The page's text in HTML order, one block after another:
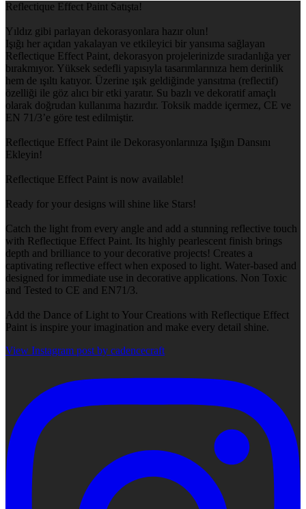
Reflectique Effect Paint Satışta!
Yıldız gibi parlayan dekorasyonlara hazır olun!
Işığı her açıdan yakalayan ve etkileyici bir yansıma sağlayan
Reflectique Effect Paint, dekorasyon projelerinizde sıradanlığa yer
bırakmıyor. Yüksek sedefli yapısıyla tasarımlarınıza hem derinlik
hem de ışıltı katıyor. Üzerine ışık geldiğinde yansıtma (reflectif)
özelliği ile göz alıcı bir etki yaratır. Su bazlı ve dekoratif amaçlı
olarak doğrudan kullanıma hazırdır. Toksik madde içermez, CE ve
EN 71/3’e göre test edilmiştir.
Reflectique Effect Paint ile Dekorasyonlarınıza Işığın Dansını
Ekleyin!
Reflectique Effect Paint is now available!
Ready for your designs will shine like Stars!
Catch the light from every angle and add a stunning reflective touch
with Reflectique Effect Paint. Its highly pearlescent finish brings
depth and brilliance to your decorative projects! Creates a
captivating reflective effect when exposed to light. Water-based and
designed for immediate use in decorative applications. Non Toxic
and Tested to CE and EN71/3.
Add the Dance of Light to Your Creations with Reflectique Effect
Paint is inspire your imagination and make every detail shine.
View Instagram post by cadencecraft